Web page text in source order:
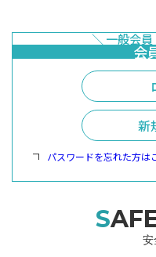
新
パスワードを忘れた方は
安